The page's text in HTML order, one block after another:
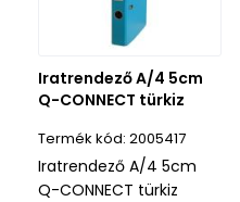
Iratrendező A/4 5cm
Q-CONNECT türkiz
2005417
Iratrendező A/4 5cm
Q-CONNECT türkiz